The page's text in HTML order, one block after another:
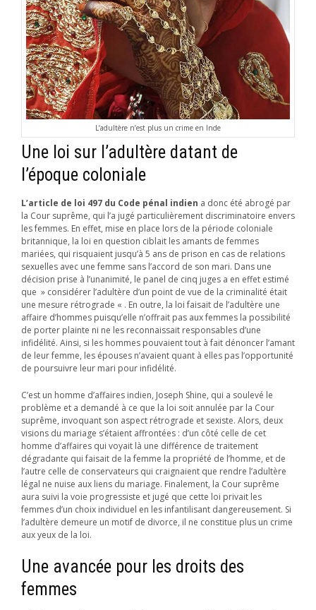
L’adultère n’est plus un crime en Inde
Une loi sur l’adultère datant de
l’époque coloniale
L’article de loi 497 du Code pénal indien a donc été abrogé par
la Cour suprême, qui l’a jugé particulièrement discriminatoire envers
les femmes. En effet, mise en place lors de la période coloniale
britannique, la loi en question ciblait les amants de femmes
mariées, qui risquaient jusqu’à 5 ans de prison en cas de relations
sexuelles avec une femme sans l’accord de son mari. Dans une
décision prise à l’unanimité, le panel de cinq juges a en effet estimé
que » considérer l’adultère d’un point de vue de la criminalité était
une mesure rétrograde « . En outre, la loi faisait de l’adultère une
affaire d’hommes puisqu’elle n’offrait pas aux femmes la possibilité
de porter plainte ni ne les reconnaissait responsables d’une
infidélité. Ainsi, si les hommes pouvaient tout à fait dénoncer l’amant
de leur femme, les épouses n’avaient quant à elles pas l’opportunité
de poursuivre leur mari pour infidélité.
C’est un homme d’affaires indien, Joseph Shine, qui a soulevé le
problème et a demandé à ce que la loi soit annulée par la Cour
suprême, invoquant son aspect rétrograde et sexiste. Alors, deux
visions du mariage s’étaient affrontées : d’un côté celle de cet
homme d’affaires qui voyait là une différence de traitement
dégradante qui faisait de la femme la propriété de l’homme, et de
l’autre celle de conservateurs qui craignaient que rendre l’adultère
légal ne nuise aux liens du mariage. Finalement, la Cour suprême
aura suivi la voie progressiste et jugé que cette loi privait les
femmes d’un choix individuel en les infantilisant dangereusement. Si
l’adultère demeure un motif de divorce, il ne constitue plus un crime
aux yeux de la loi.
Une avancée pour les droits des
femmes